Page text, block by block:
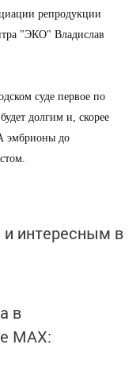
репродукции
"ЭКО" Владислав
суде первое по
долгим и, скорее
эмбрионы до
интересным в
в
MАХ: